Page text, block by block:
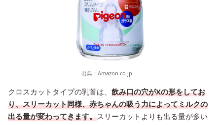
出典： Amazon.co.jp
クロスカットタイプの乳首は、 飲み口の穴がXの形をしてお
り、スリーカット同様、赤ちゃんの吸う力によってミルクの
出る量が変わってきます。スリーカットよりも出る量が多い